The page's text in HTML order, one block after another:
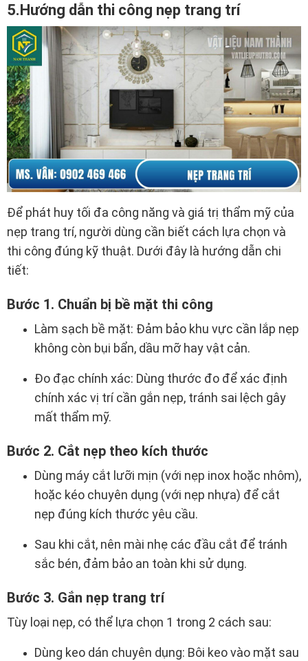
5.Hướng dẫn thi công nẹp trang trí
Để phát huy tối đa công năng và giá trị thẩm mỹ của
nẹp trang trí, người dùng cần biết cách lựa chọn và
thi công đúng kỹ thuật. Dưới đây là hướng dẫn chi
tiết:
Bước 1. Chuẩn bị bề mặt thi công
Làm sạch bề mặt: Đảm bảo khu vực cần lắp nẹp
không còn bụi bẩn, dầu mỡ hay vật cản.
Đo đạc chính xác: Dùng thước đo để xác định
chính xác vị trí cần gắn nẹp, tránh sai lệch gây
mất thẩm mỹ.
Bước 2. Cắt nẹp theo kích thước
Dùng máy cắt lưỡi mịn (với nẹp inox hoặc nhôm),
hoặc kéo chuyên dụng (với nẹp nhựa) để cắt
nẹp đúng kích thước yêu cầu.
Sau khi cắt, nên mài nhẹ các đầu cắt để tránh
sắc bén, đảm bảo an toàn khi sử dụng.
Bước 3. Gắn nẹp trang trí
Tùy loại nẹp, có thể lựa chọn 1 trong 2 cách sau:
Dùng keo dán chuyên dụng: Bôi keo vào mặt sau